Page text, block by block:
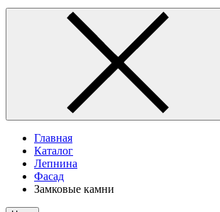
Главная
Каталог
Лепнина
Фасад
Замковые камни